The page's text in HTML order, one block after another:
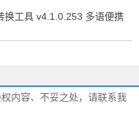
换工具 v4.1.0.253 多语便携
内容、不妥之处，请联系我